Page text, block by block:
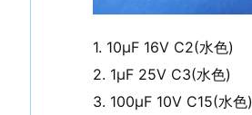
1. 10μF 16V C2(水色)
2. 1μF 25V C3(水色)
3. 100μF 10V C15(水色)